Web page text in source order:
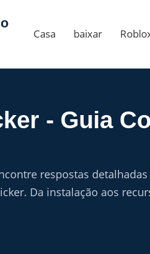
Casa baixar
- Guia
respostas
Da instalação aos